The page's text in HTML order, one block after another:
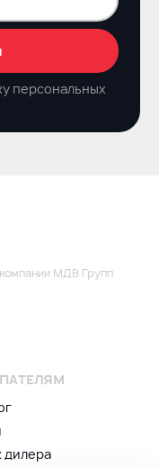
персональных
МДВ Групп
дилера